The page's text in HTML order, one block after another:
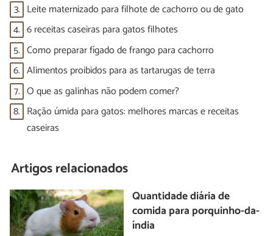
3. Leite maternizado para filhote de cachorro ou de gato
4. 6 receitas caseiras para gatos filhotes
5. Como preparar fígado de frango para cachorro
6. Alimentos proibidos para as tartarugas de terra
7. O que as galinhas não podem comer?
8. Ração úmida para gatos: melhores marcas e receitas
caseiras
Artigos relacionados
Quantidade diária de
comida para porquinho-da-
índia